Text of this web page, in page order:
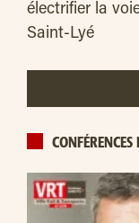
électrifier la
Saint-Lyé
CONFÉRENCES